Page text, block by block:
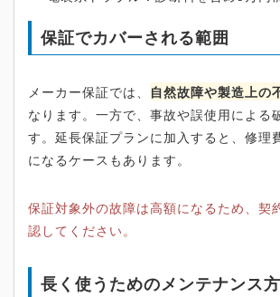
保証でカバーされる範囲
メーカー保証では、 自然故障や製造上の
なります。一方で、事故や誤使用による
す。延長保証プランに加入すると、修理
になるケースもあります。
保証対象外の故障は高額になるため、契
認してください。
長く使うためのメンテナンス